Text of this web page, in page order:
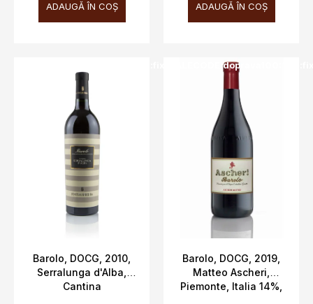
ADAUGĂ ÎN COŞ ADAUGĂ ÎN COŞ
Barolo, DOCG, 2010,
Serralunga d'Alba,
Cantina
Barolo, DOCG, 2019,
Matteo Ascheri,
Piemonte, Italia 14%,